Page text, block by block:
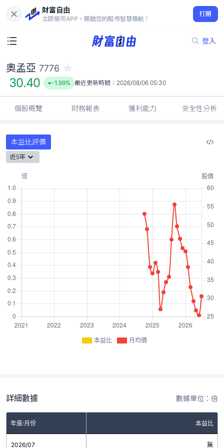
財富自由
立即使用APP，開啟您的股市智慧導航！
打開
登入
30.40
-1.99%
奧孟亞 7776
30.40 -1.99% 最近更新時間： 2026/08/06 05:30
個股概覽 財務報表 獲利能力 安全性分析
本益比評價
近5年
本益比 月均價
詳細數據 數據單位：倍
年度/月份 本益比
2026/07 無